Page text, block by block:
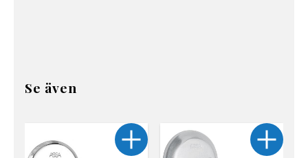
Se även